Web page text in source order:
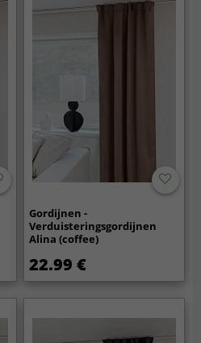
Gordijnen -
Verduisteringsgordijnen
Alina (coffee)
22.99 €